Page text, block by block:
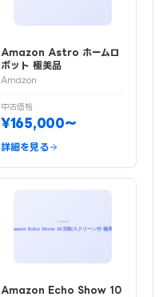
Amazon Astro ホームロ
ボット 極美品
Amazon
中古価格
¥165,000〜
詳細を見る
Amazon Echo Show 10